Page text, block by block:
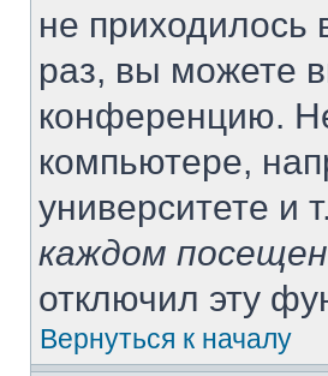
не приходилось
раз, вы можете
конференцию.
компьютере,
университете и
каждом
отключил эту
Вернуться к началу